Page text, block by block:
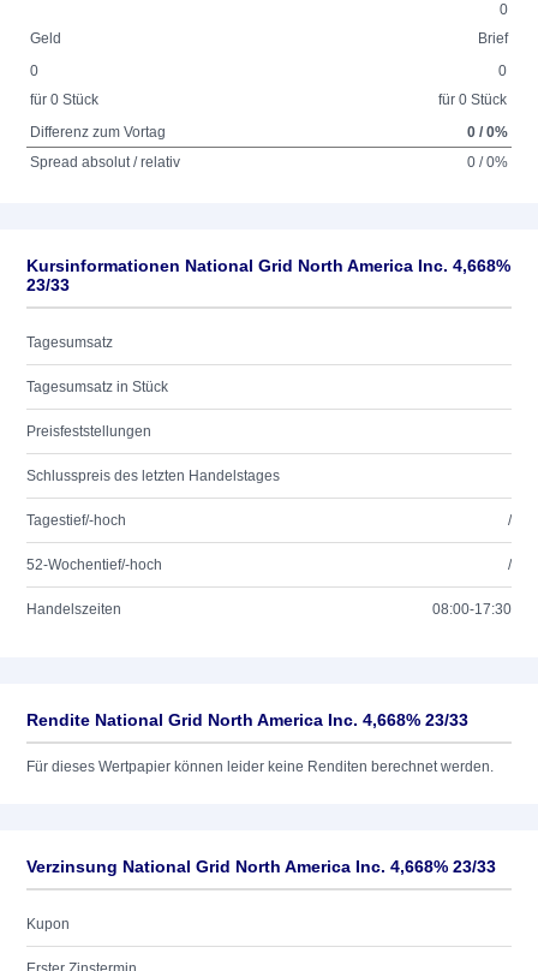
0
Geld
Brief
0
für 0 Stück
0
für 0 Stück
Differenz zum Vortag
0 / 0%
Spread absolut / relativ
0 / 0%
Kursinformationen National Grid North America Inc. 4,668%
23/33
Tagesumsatz
Tagesumsatz in Stück
Preisfeststellungen
Schlusspreis des letzten Handelstages
Tagestief/-hoch /
52-Wochentief/-hoch /
Handelszeiten 08:00-17:30
Rendite National Grid North America Inc. 4,668% 23/33
Für dieses Wertpapier können leider keine Renditen berechnet werden.
Verzinsung National Grid North America Inc. 4,668% 23/33
Kupon